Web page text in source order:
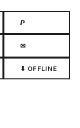
𝙋
✉
⬇ OFFLINE